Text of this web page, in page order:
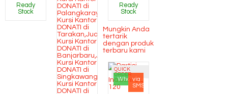
Ready
Stock
Ready
Stock
Mungkin Anda
tertarik
dengan produk
terbaru kami
QUICK
ORDER
Whatsapp
via
SMS